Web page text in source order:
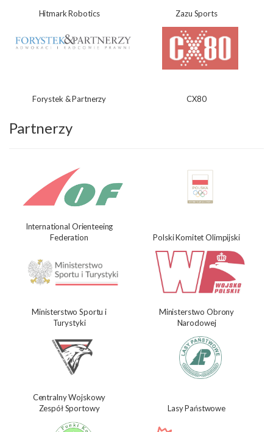
Hitmark Robotics Zazu Sports
Forystek & Partnerzy CX80
Partnerzy
International Orienteeing
Federation
Polski Komitet Olimpijski
Ministerstwo Sportu i
Turystyki
Ministerstwo Obrony
Narodowej
Centralny Wojskowy
Zespół Sportowy
Lasy Państwowe